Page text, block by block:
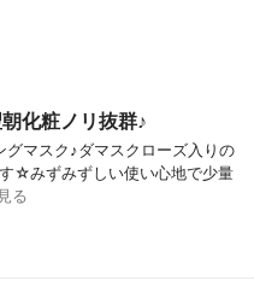
化粧ノリ抜群♪
グマスク♪ダマスクローズ入りの
☆みずみずしい使い心地で少量
る